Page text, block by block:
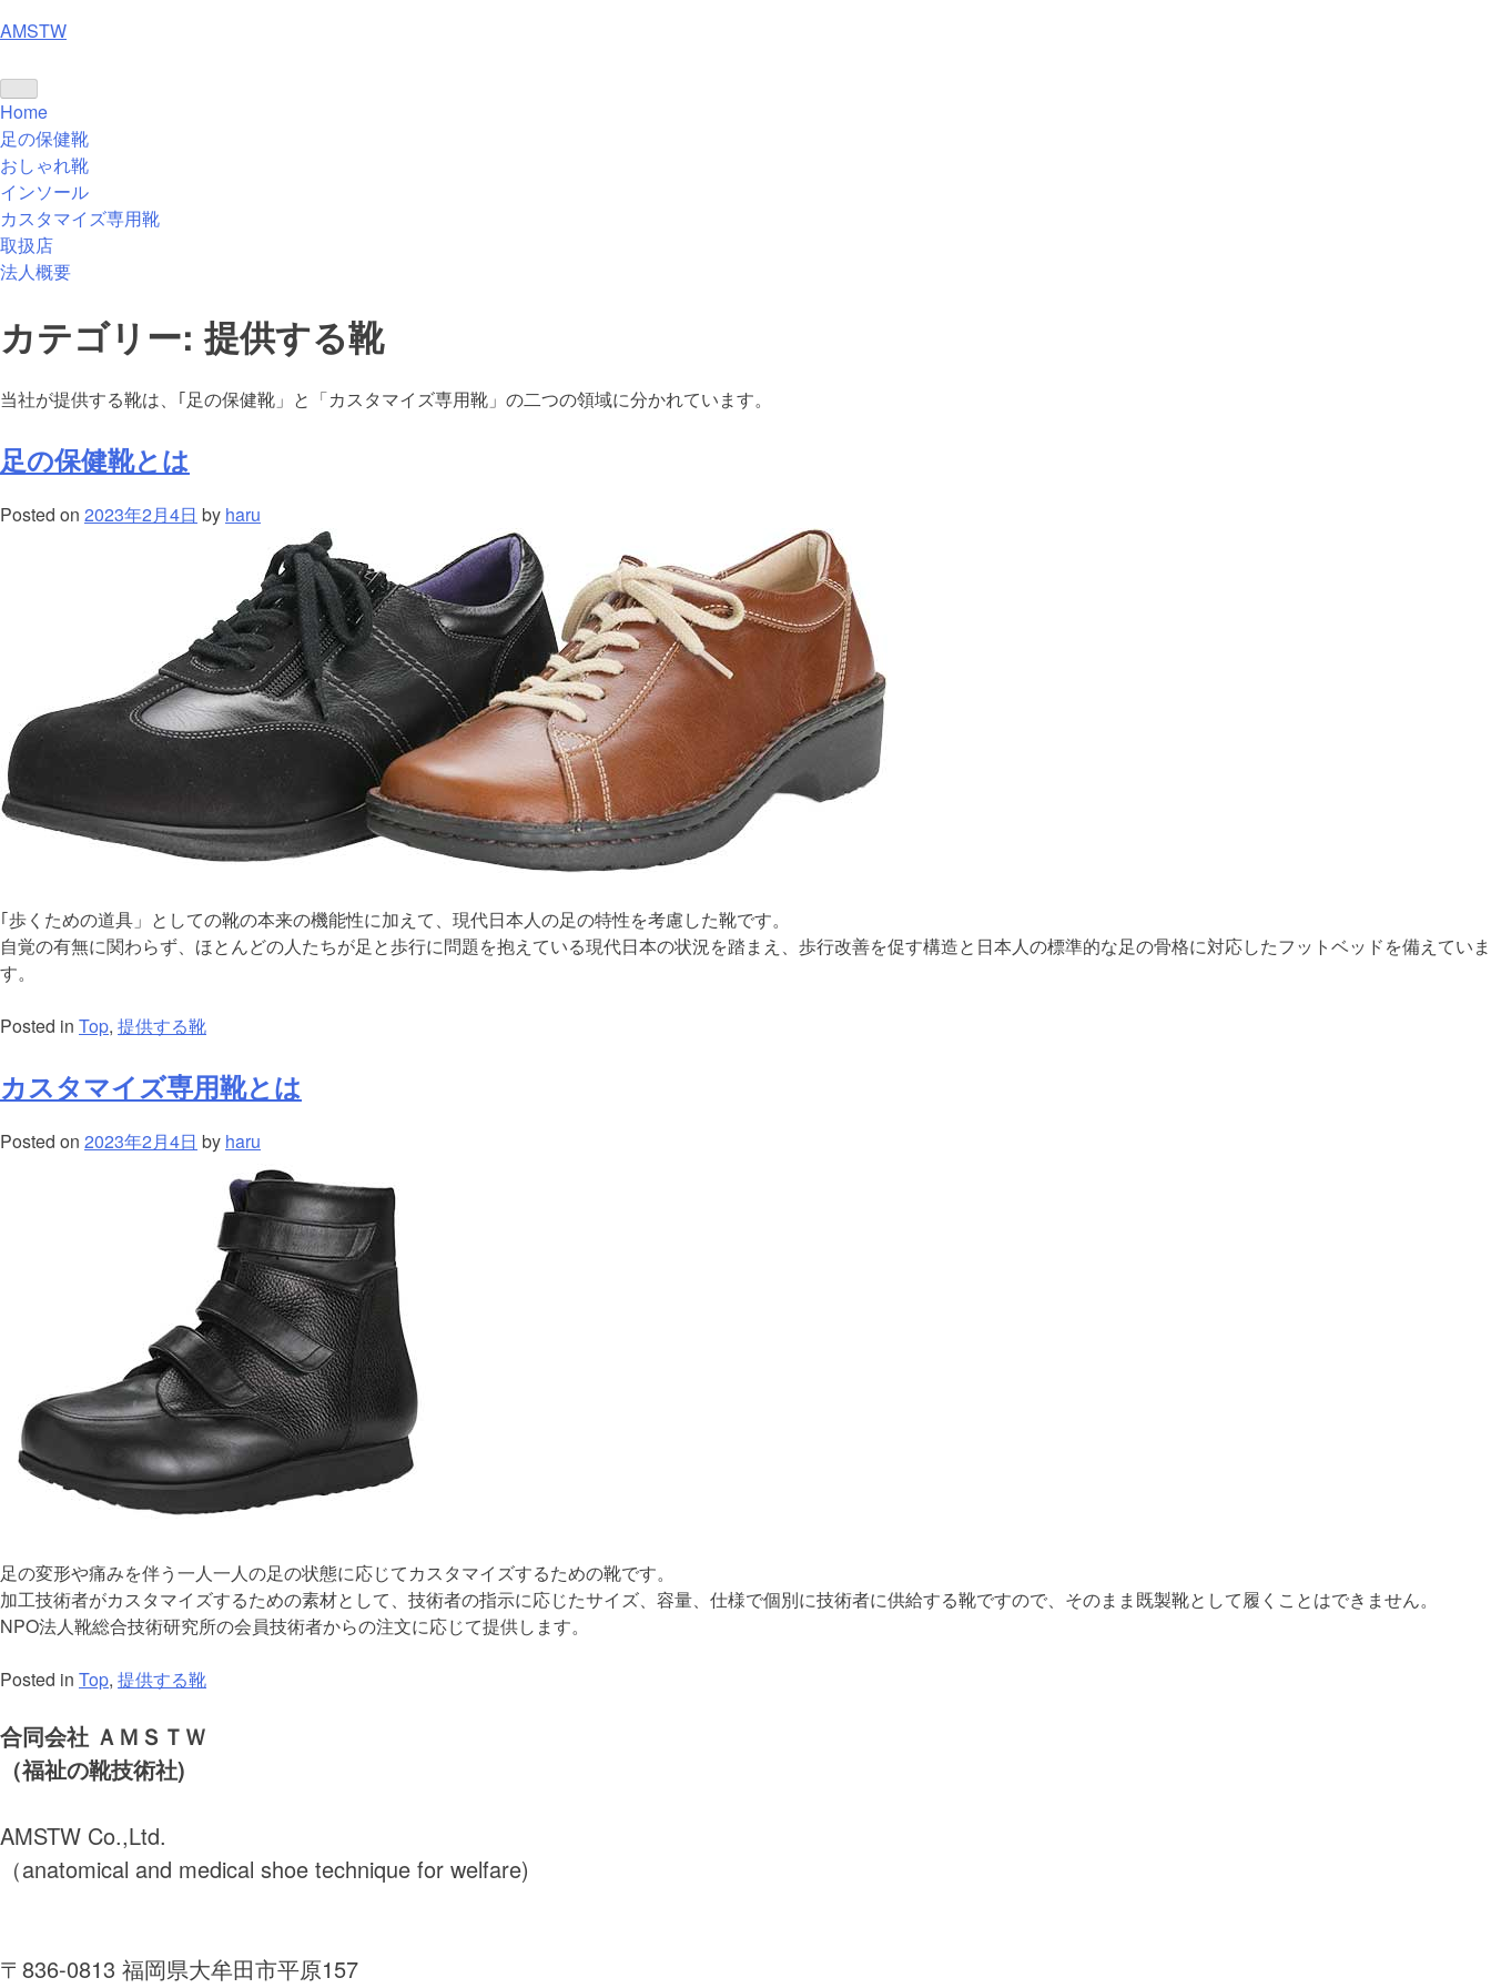
Skip
content
AMSTW
Home
足の保健靴
おしゃれ靴
インソール
カスタマイズ専用靴
取扱店
法人概要
カテゴリー:提供する靴
当社が提供する靴は、｢足の保健靴」と「カスタマイズ専用靴」の二つの領域に分かれています。
足の保健靴とは
Posted on 2023年2月4日 by haru
｢歩くための道具」としての靴の本来の機能性に加えて、現代日本人の足の特性を考慮した靴です。
自覚の有無に関わらず、ほとんどの人たちが足と歩行に問題を抱えている現代日本の状況を踏まえ、歩行改善を促す構造と日本人の標準的な足の骨格に対応したフットベッドを備えていま
す。
Posted in Top, 提供する靴
カスタマイズ専用靴とは
Posted on 2023年2月4日 by haru
足の変形や痛みを伴う一人一人の足の状態に応じてカスタマイズするための靴です。
加工技術者がカスタマイズするための素材として、技術者の指示に応じたサイズ、容量、仕様で個別に技術者に供給する靴ですので、そのまま既製靴として履くことはできません。
NPO法人靴総合技術研究所の会員技術者からの注文に応じて提供します。
Posted in Top, 提供する靴
合同会社 ＡＭＳＴＷ
（福祉の靴技術社)
AMSTW Co.,Ltd.
（anatomical and medical shoe technique for welfare)
〒836-0813 福岡県大牟田市平原157